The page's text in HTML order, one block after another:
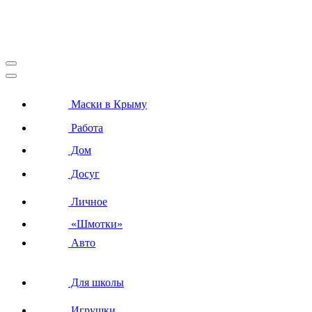
Маски в Крыму
Работа
Дом
Досуг
Личное
«Шмотки»
Авто
Для школы